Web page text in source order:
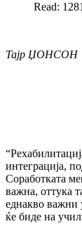
Read:
Тајр ЏОНСОН
интеграција,
Соработката
важна, оттука
еднакво важни
ќе биде на